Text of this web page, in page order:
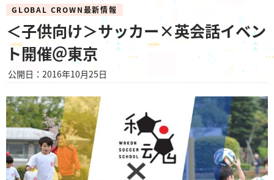
GLOBAL CROWN最新情報
＜子供向け＞サッカー×英会話イベン
ト開催＠東京
公開日：2016年10月25日